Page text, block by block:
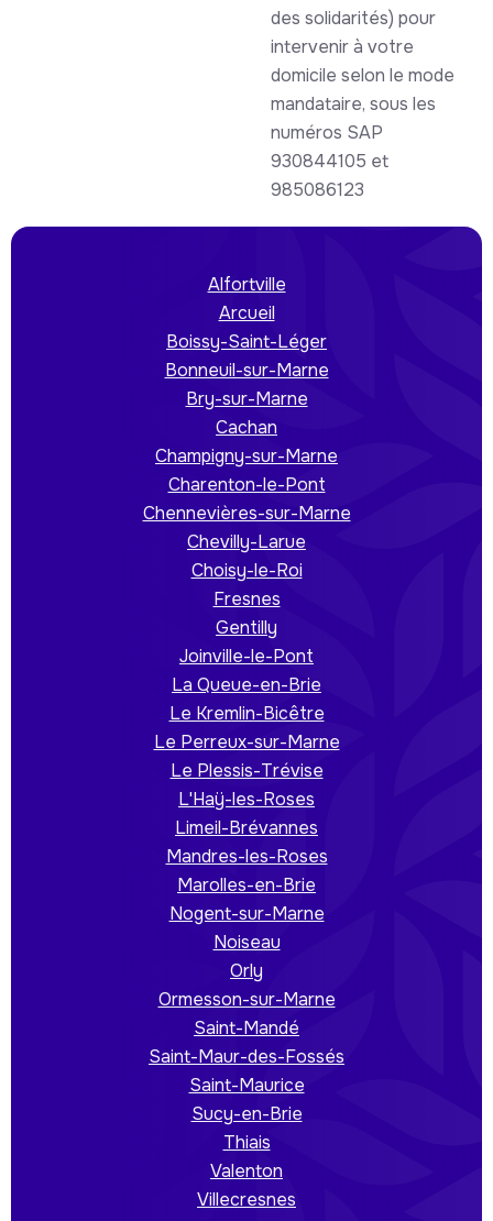
des solidarités) pour
intervenir à votre
domicile selon le mode
mandataire, sous les
numéros SAP
930844105 et
985086123
Alfortville
Arcueil
Boissy-Saint-Léger
Bonneuil-sur-Marne
Bry-sur-Marne
Cachan
Champigny-sur-Marne
Charenton-le-Pont
Chennevières-sur-Marne
Chevilly-Larue
Choisy-le-Roi
Fresnes
Gentilly
Joinville-le-Pont
La Queue-en-Brie
Le Kremlin-Bicêtre
Le Perreux-sur-Marne
Le Plessis-Trévise
L'Haÿ-les-Roses
Limeil-Brévannes
Mandres-les-Roses
Marolles-en-Brie
Nogent-sur-Marne
Noiseau
Orly
Ormesson-sur-Marne
Saint-Mandé
Saint-Maur-des-Fossés
Saint-Maurice
Sucy-en-Brie
Thiais
Valenton
Villecresnes